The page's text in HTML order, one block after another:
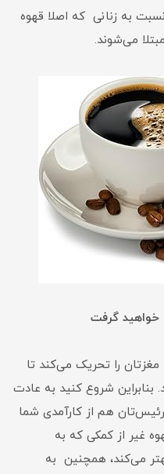
نسبت به زنانی که اصلا قهوه
می‌شوند.
خواهید گرفت
مغزتان را تحریک می‌کند تا
بنابراین شروع کنید به عادت
۳ بعدازظهر، رئیس‌تان هم از کارآمدی شما
غیر از کمکی که به
می‌کند، همچنین به